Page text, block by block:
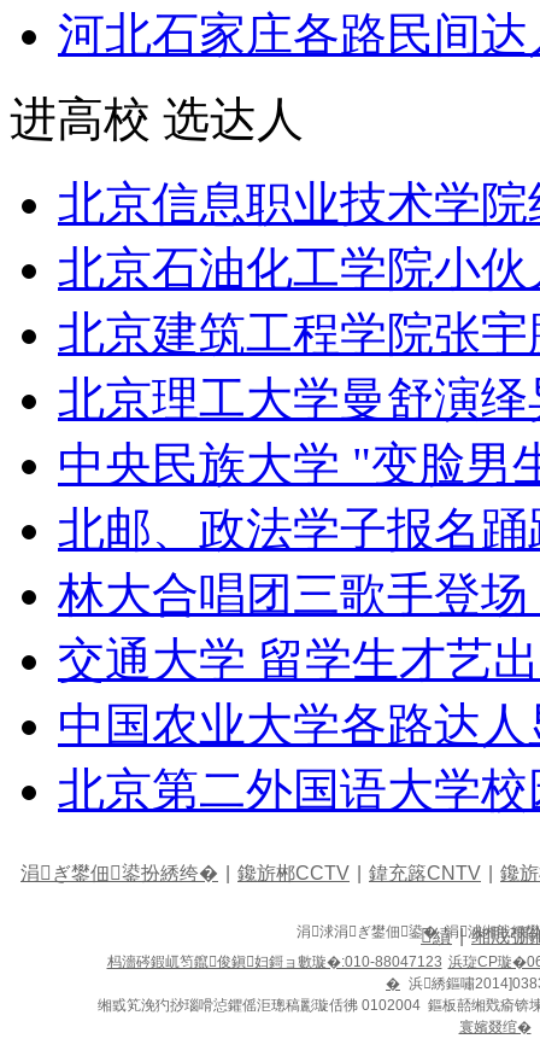
河北石家庄各路民间
进高校 选达人
北京信息职业技术学
北京石油化工学院小
北京建筑工程学院张
北京理工大学曼舒演
中央民族大学 "变脸男
北邮、政法学子报名
林大合唱团三歌手登
交通大学 留学生才艺
中国农业大学各路达
北京第二外国语大学
涓ぎ鐢佃鍙扮綉绔� 鑱旂郴CCTV 鍏充簬CNTV 鑱
績 | 缃戝弸
涓浗涓ぎ鐢佃鍙� 涓浗缃戠粶
杩濇硶鍜屼笉鑹俊鎭妇鎶ョ數璇�:010-88047123 浜琁CP璇
� 浜綉鏂嘯
缃戜笂浼犳挱瑙嗗惉鑺傜洰璁稿彲璇佸彿 0102004 鏂板嚭缃戣瘉
寰嬪叕绾�